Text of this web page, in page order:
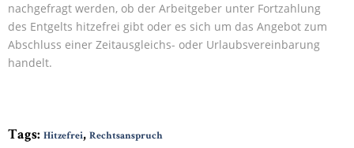
nachgefragt werden, ob der Arbeitgeber unter Fortzahlung
des Entgelts hitzefrei gibt oder es sich um das Angebot zum
Abschluss einer Zeitausgleichs- oder Urlaubsvereinbarung
handelt.
Tags: Hitzefrei, Rechtsanspruch